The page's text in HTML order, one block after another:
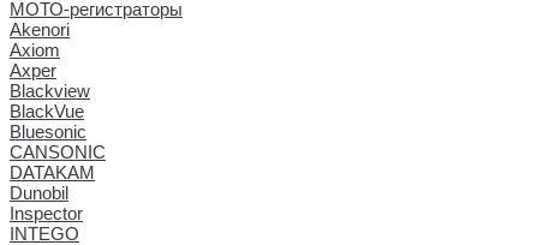
МОТО-регистраторы
Akenori
Axiom
Axper
Blackview
BlackVue
Bluesonic
CANSONIC
DATAKAM
Dunobil
Inspector
INTEGO